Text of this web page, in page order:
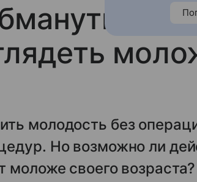
молодость без
Но возможно ли
моложе своего возраста?